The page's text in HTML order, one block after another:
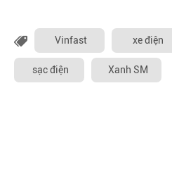
Vinfast xe điện
sạc điện Xanh SM